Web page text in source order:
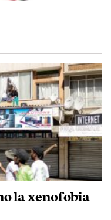
la xenofobia